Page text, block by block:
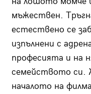
мъжествен.
естествено се
изпълнени с
професията и на
семейството си.
началото на